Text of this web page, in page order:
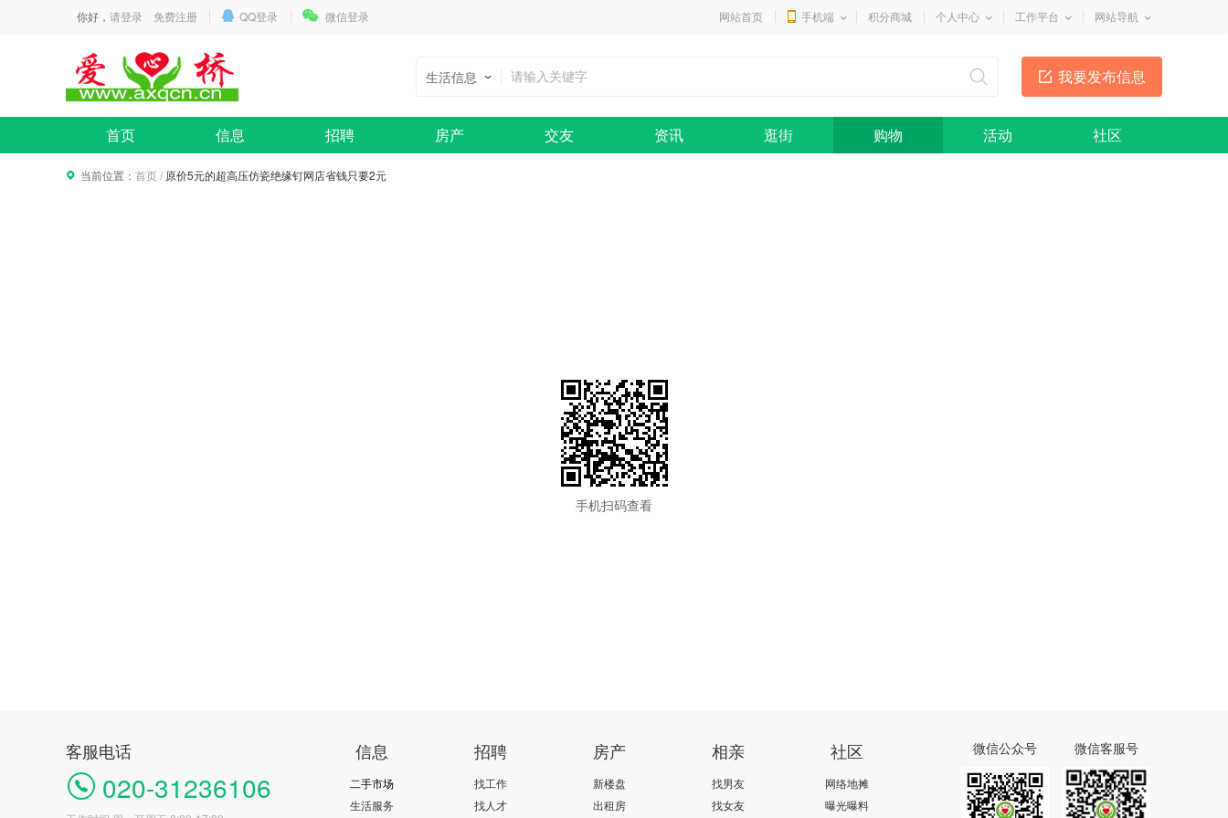
你好， 请登录 免费注册 QQ登录 微信登录 网站首页 手机端 积分商城 个人中心 工作平台 网站导航
我要发布信息
生活信息
首页 信息 招聘 房产 交友 资讯 逛街 购物 活动 社区
当前位置： 首页/ 原价5元的超高压仿瓷绝缘钉网店省钱只要2元
手机扫码查看
客服电话
020-31236106
信息
二手市场
生活服务
招聘
找工作
找人才
房产
新楼盘
出租房
相亲
找男友
找女友
社区
网络地摊
曝光曝料
微信公众号 微信客服号